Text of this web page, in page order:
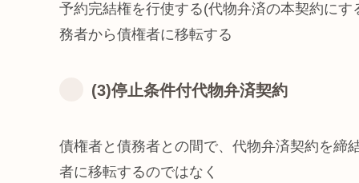
予約完結権を行使する(代物弁済の本契約に
務者から債権者に移転する
(3)停止条件付代物弁済契約
債権者と債務者との間で、代物弁済契約を締
者に移転するのではなく